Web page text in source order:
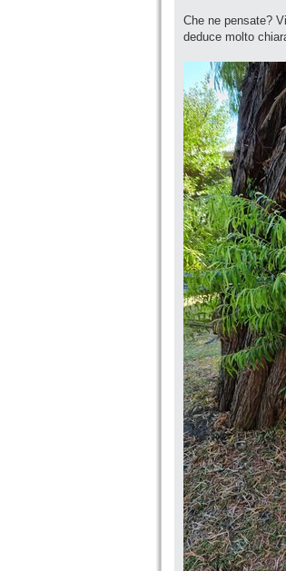
Che ne pensate?
deduce molto